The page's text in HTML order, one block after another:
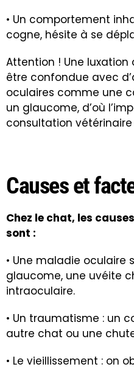
• Un comportement
cogne, hésite à se
Attention ! Une
être confondue avec
oculaires comme une
un glaucome, d’où
consultation
Causes et
Chez le chat, les
sont :
• Une maladie oculaire
glaucome, une uvéite
intraoculaire.
• Un traumatisme : un
autre chat ou une
• Le vieillissement : on